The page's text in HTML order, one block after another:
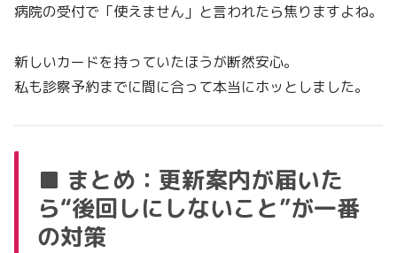
病院の受付で「使えません」と言われたら焦りますよね。
新しいカードを持っていたほうが断然安心。
私も診察予約までに間に合って本当にホッとしました。
■ まとめ：更新案内が届いた
ら“後回しにしないこと”が一番
の対策